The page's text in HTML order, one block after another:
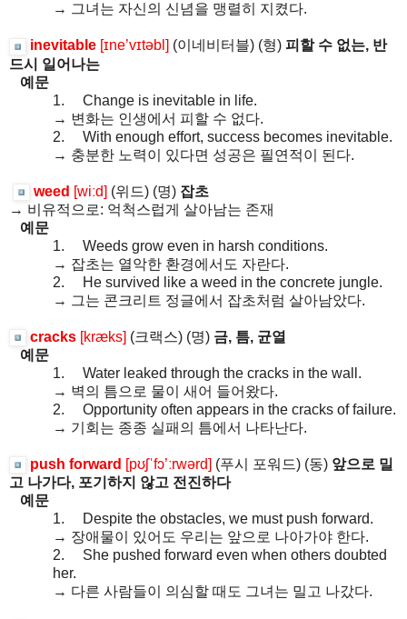
→ 그녀는 자신의 신념을 맹렬히 지켰다.
inevitable [ɪne’vɪtəbl] (이네비터블) (형) 피할 수 없는, 반
드시
일어나는
예문
1.
Change is inevitable in life.
→ 변화는 인생에서 피할 수 없다.
2.
With enough effort, success becomes inevitable.
→ 충분한 노력이 있다면 성공은 필연적이 된다.
weed [wiːd] (위드) (명) 잡초
→ 비유적으로: 억척스럽게 살아남는 존재
예문
1.
Weeds grow even in harsh conditions.
→ 잡초는 열악한 환경에서도 자란다.
2.
He survived like a weed in the concrete jungle.
→ 그는 콘크리트 정글에서 잡초처럼 살아남았다.
cracks [kræks] (크랙스) (명) 금, 틈, 균열
예문
1.
Water leaked through the cracks in the wall.
→ 벽의 틈으로 물이 새어 들어왔다.
2.
Opportunity often appears in the cracks of failure.
→ 기회는 종종 실패의 틈에서 나타난다.
push forward [pʊʃˈfɔ’ːrwərd] (푸시 포워드) (동) 앞으로 밀
고 나가다, 포기하지 않고 전진하다
예문
1.
Despite the obstacles, we must push forward.
→ 장애물이 있어도 우리는 앞으로 나아가야 한다.
2.
She pushed forward even when others doubted
her.
→ 다른 사람들이 의심할 때도 그녀는 밀고 나갔다.